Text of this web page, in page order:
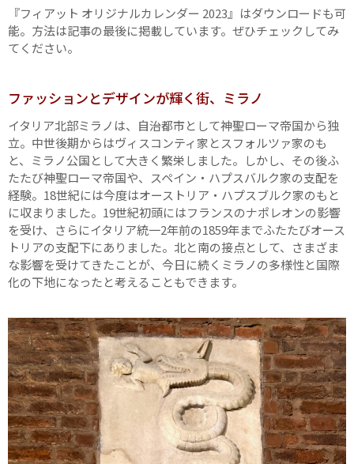
『フィアット オリジナルカレンダー 2023』はダウンロードも可
能。方法は記事の最後に掲載しています。ぜひチェックしてみ
てください。
ファッションとデザインが輝く街、ミラノ
イタリア北部ミラノは、自治都市として神聖ローマ帝国から独
立。中世後期からはヴィスコンティ家とスフォルツァ家のも
と、ミラノ公国として大きく繁栄しました。しかし、その後ふ
たたび神聖ローマ帝国や、スペイン・ハプスバルク家の支配を
経験。18世紀には今度はオーストリア・ハプスブルク家のもと
に収まりました。19世紀初頭にはフランスのナポレオンの影響
を受け、さらにイタリア統一2年前の1859年までふたたびオース
トリアの支配下にありました。北と南の接点として、さまざま
な影響を受けてきたことが、今日に続くミラノの多様性と国際
化の下地になったと考えることもできます。